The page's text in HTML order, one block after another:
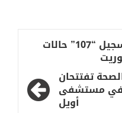
وفاة “4” أشخاص وتسجيل “107” حالات
تفتتحان
في مستشفى
أويل